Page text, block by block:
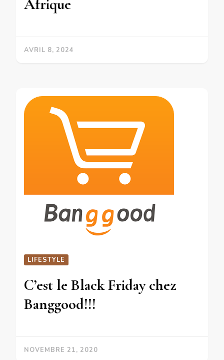
Afrique
AVRIL 8, 2024
LIFESTYLE
C’est le Black Friday chez
Banggood!!!
NOVEMBRE 21, 2020